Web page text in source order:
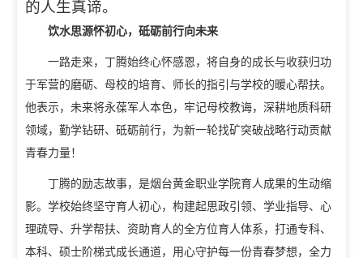
的人生真谛。
饮水思源怀初心，砥砺前行向未来
一路走来，丁腾始终心怀感恩，将自身的成长与收获归功
于军营的磨砺、母校的培育、师长的指引与学校的暖心帮扶。
他表示，未来将永葆军人本色，牢记母校教诲，深耕地质科研
领域，勤学钻研、砥砺前行，为新一轮找矿突破战略行动贡献
青春力量！
丁腾的励志故事，是烟台黄金职业学院育人成果的生动缩
影。学校始终坚守育人初心，构建起思政引领、学业指导、心
理疏导、升学帮扶、资助育人的全方位育人体系，打通专科、
本科、硕士阶梯式成长通道，用心守护每一份青春梦想，全力